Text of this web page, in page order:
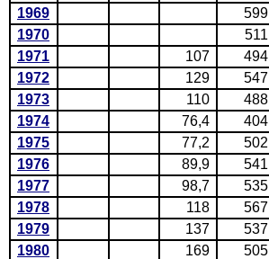
1969
599
1970
511
1971
107 494
1972
129 547
1973
110 488
1974
76,4 404
1975
77,2 502
1976
89,9 541
1977
98,7 535
1978
118 567
1979
137 537
1980
169 505